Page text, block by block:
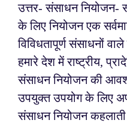
उत्तर- संसाधन नियोजन-
के लिए नियोजन एक
विविधतापूर्ण संसाधनों
हमारे देश में राष्ट्रीय,
संसाधन नियोजन की
उपयुक्त उपयोग के लिए
संसाधन नियोजन